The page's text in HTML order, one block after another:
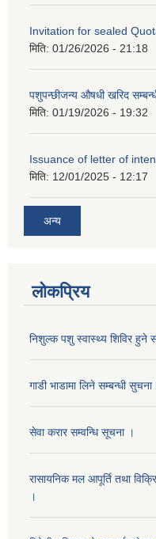
Invitation for sealed
मिति: 01/26/2026 - 21:18
पशुपन्छीजन्य औषधी खरिद
मिति: 01/19/2026 - 19:32
Issuance of letter of
मिति: 12/01/2025 - 12:17
अन्य
लोकप्रिय
निशुल्क पशु स्वास्थ्य शिविर हुने
गाडी भाडामा लिने सम्बन्धी सुचना
सेवा करार सम्वन्धि सूचना ।
रासायनिक मल आपूर्ति तथा
।